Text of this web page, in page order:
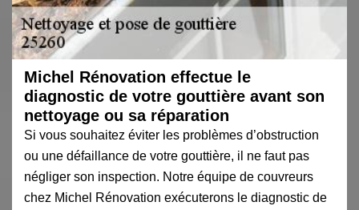
Michel Rénovation effectue le
diagnostic de votre gouttière avant son
nettoyage ou sa réparation
Si vous souhaitez éviter les problèmes d’obstruction
ou une défaillance de votre gouttière, il ne faut pas
négliger son inspection. Notre équipe de couvreurs
chez Michel Rénovation exécuterons le diagnostic de